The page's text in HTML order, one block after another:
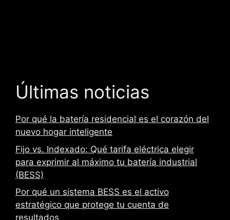
c
o
.
Últimas noticias
Por qué la batería residencial es el corazón del
nuevo hogar inteligente
Fijo vs. Indexado: Qué tarifa eléctrica elegir
para exprimir al máximo tu batería industrial
(BESS)
Por qué un sistema BESS es el activo
estratégico que protege tu cuenta de
resultados